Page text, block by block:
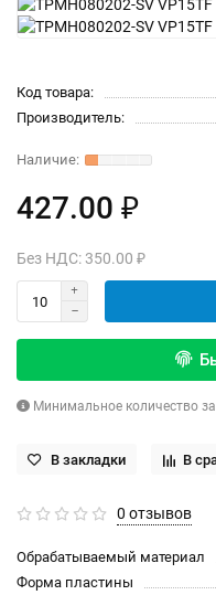
Код товара:
Производитель:
427.00 ₽
Без НДС: 350.00 ₽
Минимальное количество
В закладки В
0 отзывов
Обрабатываемый материал
Форма пластины